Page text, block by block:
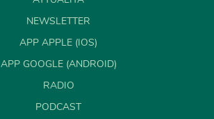
NEWSLETTER
APP APPLE (IOS)
APP GOOGLE (ANDROID)
RADIO
PODCAST